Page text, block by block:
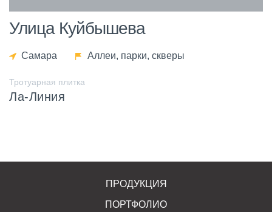
Улица Куйбышева
Самара Аллеи, парки, скверы
Тротуарная плитка
Ла-Линия
ПРОДУКЦИЯ
ПОРТФОЛИО